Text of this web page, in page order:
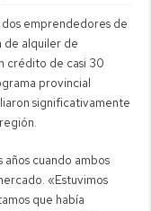
dos emprendedores de
de alquiler de
crédito de casi 30
provincial
significativamente
cuando ambos
«Estuvimos
que había